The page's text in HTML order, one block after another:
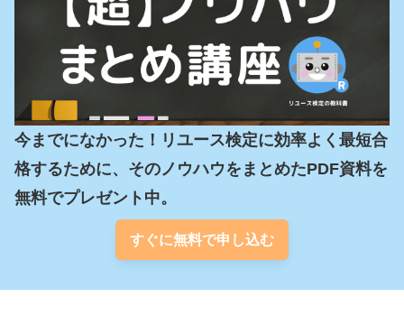
今までになかった！リユース検定に効率よく最短合
格するために、そのノウハウをまとめたPDF資料を
無料でプレゼント中。
すぐに無料で申し込む